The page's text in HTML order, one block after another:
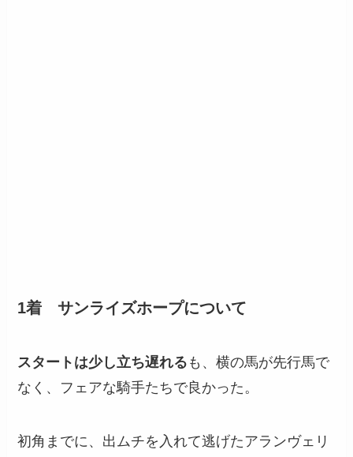
1着 サンライズホープについて
スタートは少し立ち遅れる も、横の馬が先行馬で
なく、フェアな騎手たちで良かった。
初角までに、出ムチを入れて逃げたアランヴェリ